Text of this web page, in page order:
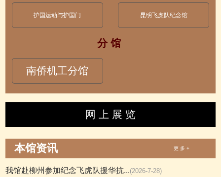
护国运动与护国门 昆明飞虎队纪念馆
分 馆
南侨机工分馆
网 上 展 览
本馆资讯 更 多 +
我馆赴柳州参加纪念飞虎队援华抗...(2026-7-28)